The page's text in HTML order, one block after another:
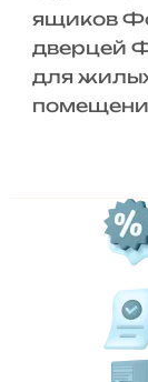
ящиков
дверцей
для